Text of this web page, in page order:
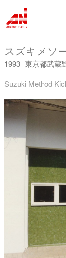
スズキメソ
1993 東京都武蔵
Suzuki Method